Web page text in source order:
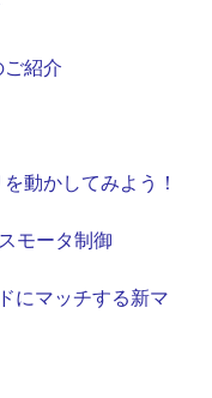
紹介
動かしてみよう！
モータ制御
にマッチする新マ